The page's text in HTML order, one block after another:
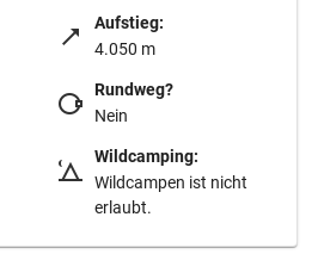
Aufstieg:
4.050 m
Rundweg?
Nein
Wildcamping:
Wildcampen ist nicht
erlaubt.